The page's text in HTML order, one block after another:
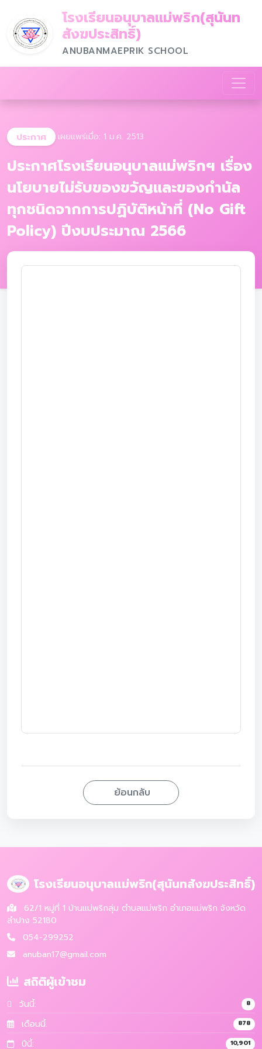
โรงเรียนอนุบาลแม่พริก(สุนันท
สังฆประสิทธิ์)
ANUBANMAEPRIK SCHOOL
ประกาศ เผยแพร่เมื่อ: 1 ม.ค. 2513
ประกาศโรงเรียนอนุบาลแม่พริกฯ เรื่อง
นโยบายไม่รับของขวัญและของกำนัล
ทุกชนิดจากการปฏิบัติหน้าที่ (No Gift
Policy) ปีงบประมาณ 2566
ย้อนกลับ
โรงเรียนอนุบาลแม่พริก(สุนันทสังฆประสิทธิ์)
62/1 หมู่ที่ 1 บ้านแม่พริกลุ่ม ตำบลแม่พริก อำเภอแม่พริก จังหวัด
ลำปาง 52180
054-299252
anuban17@gmail.com
สถิติผู้เข้าชม
วันนี้: 8
เดือนนี้: 878
ปีนี้: 10,901